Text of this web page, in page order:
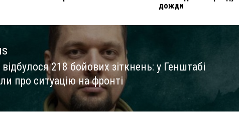
дожди
218 бойових зіткнень: у Генштабі
про ситуацію на фронті